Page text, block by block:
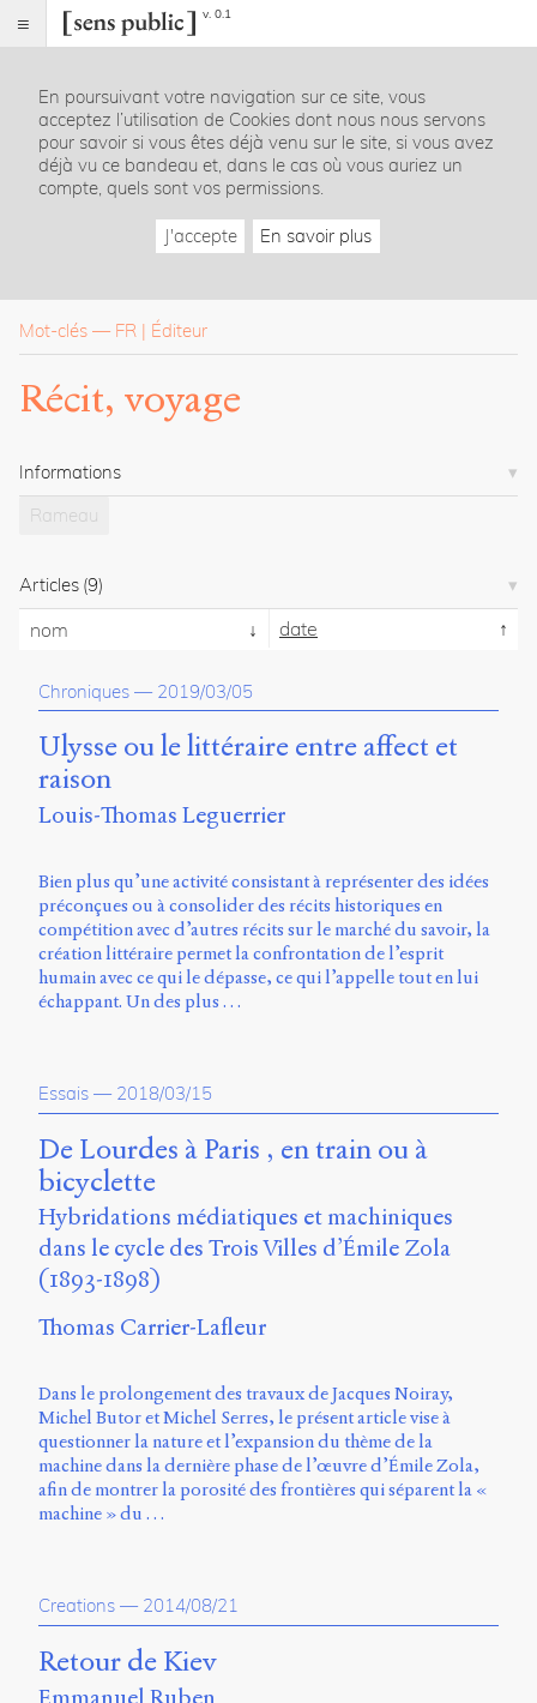
v. 0.1
Index
Rubriques
Essais
La
revue
Présentation
Publier
Contact
du
site
Archipel
En
ligne
Mastodon
Université
Sherbrooke
Campus
de
Longueuil
Local
B1-
12723
Charles-
Le
Moyne
Longueuil
(QC)
J4K
0B7
Canada
2104-
Sens
public
v.
0.1
(2020/03)
de
Storm
Type
Foundry
En poursuivant votre navigation sur ce site, vous
acceptez l’utilisation de Cookies dont nous nous servons
pour savoir si vous êtes déjà venu sur le site, si vous avez
déjà vu ce bandeau et, dans le cas où vous auriez un
compte, quels sont vos permissions.
J'accepte En savoir plus
Mot-clés — FR Éditeur
Récit, voyage
Informations
Rameau
Articles (9)
nom date
Chroniques — 2019/03/05
Ulysse ou le littéraire entre affect et
raison
Louis-Thomas Leguerrier
Bien plus qu’une activité consistant à représenter des idées
préconçues ou à consolider des récits historiques en
compétition avec d’autres récits sur le marché du savoir, la
création littéraire permet la confrontation de l’esprit
humain avec ce qui le dépasse, ce qui l’appelle tout en lui
échappant. Un des plus …
Essais — 2018/03/15
De Lourdes à Paris , en train ou à
bicyclette
Hybridations médiatiques et machiniques
dans le cycle des Trois Villes d’Émile Zola
(1893-1898)
Thomas Carrier-Lafleur
Dans le prolongement des travaux de Jacques Noiray,
Michel Butor et Michel Serres, le présent article vise à
questionner la nature et l’expansion du thème de la
machine dans la dernière phase de l’œuvre d’Émile Zola,
afin de montrer la porosité des frontières qui séparent la «
machine » du …
Creations — 2014/08/21
Retour de Kiev
Emmanuel Ruben